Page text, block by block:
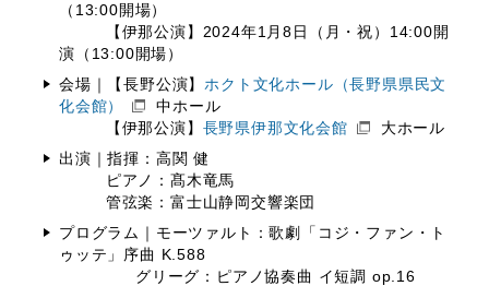
（13:00開場）
【伊那公演】2024年1月8日（月・祝）14:00開
演（13:00開場）
会場｜【長野公演】 ホクト文化ホール（長野県県民文
化会館）
中ホール
【伊那公演】 長野県伊那文化会館
大ホール
出演｜指揮：高関 健
ピアノ：髙木竜馬
管弦楽：富士山静岡交響楽団
プログラム｜モーツァルト：歌劇「コジ・ファン・ト
ゥッテ」序曲 K.588
グリーグ：ピアノ協奏曲 イ短調 op.16